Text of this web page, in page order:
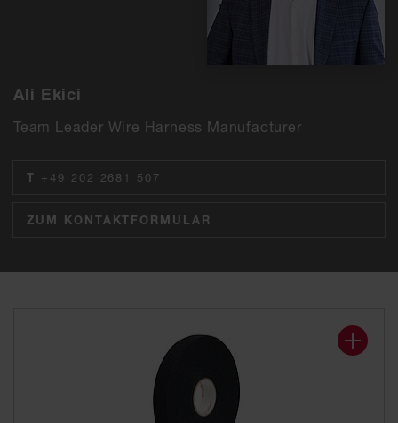
Ali Ekici
Team Leader Wire Harness Manufacturer
T +49 202 2681 507
ZUM KONTAKTFORMULAR